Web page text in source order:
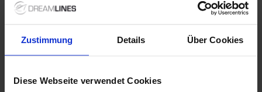
Zustimmung Details Über Cookies
Diese Webseite verwendet Cookies
Niet inbegrepen bij
+ All Inclusive toevoegen